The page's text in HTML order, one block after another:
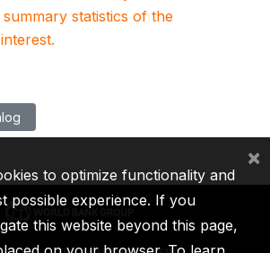
statistics of the
to optimize functionality and
possible experience. If you
this website beyond this page,
×